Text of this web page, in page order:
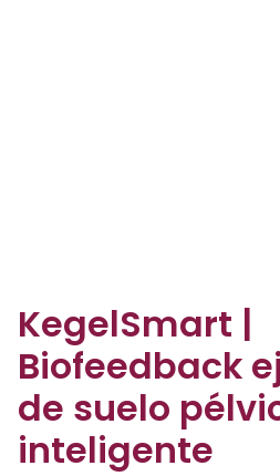
KegelSmart |
Biofeedback
de suelo
inteligente